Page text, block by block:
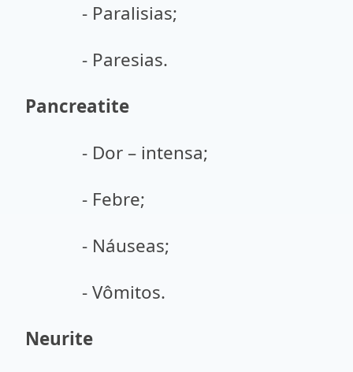
- Paralisias;
- Paresias.
Pancreatite
- Dor – intensa;
- Febre;
- Náuseas;
- Vômitos.
Neurite